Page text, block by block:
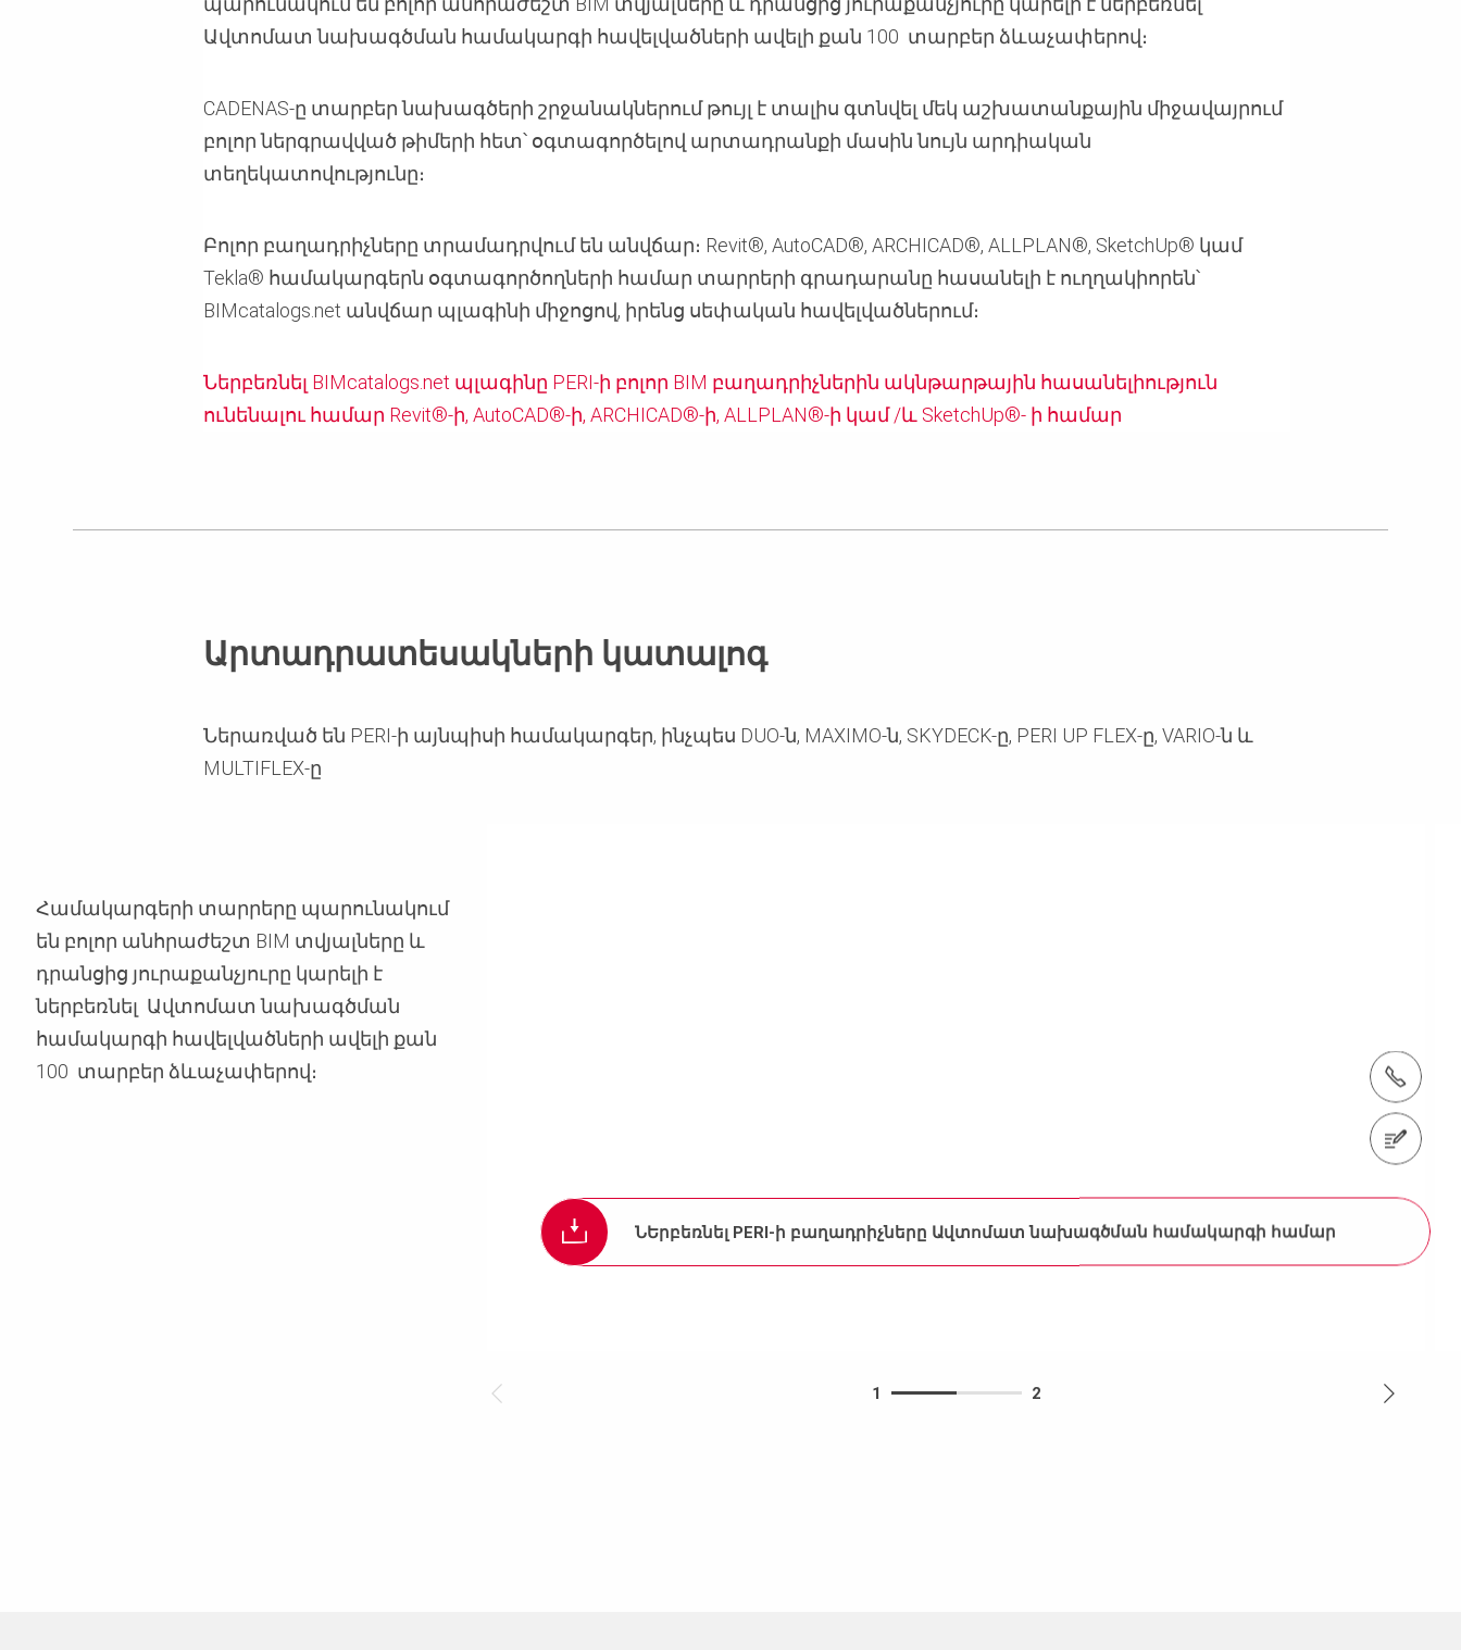
ՆԵրբեռնել PERI-ի բաղադրիչները Ավտոմատ նախագծման համակարգի համար
Ավտոմատ նախագծման համակարգի հավելվածների ավելի քան 100 տարբեր ձևաչափերով։
CADENAS-ը տարբեր նախագծերի շրջանակներում թույլ է տալիս գտնվել մեկ աշխատանքային միջավայրում
բոլոր ներգրավված թիմերի հետ՝ օգտագործելով արտադրանքի մասին նույն արդիական
տեղեկատովությունը։
Բոլոր բաղադրիչները տրամադրվում են անվճար։ Revit®, AutoCAD®, ARCHICAD®, ALLPLAN®, SketchUp® կամ
Tekla® համակարգերն օգտագործողների համար տարրերի գրադարանը հասանելի է ուղղակիորեն՝
BIMcatalogs.net անվճար պլագինի միջոցով, իրենց սեփական հավելվածներում։
Ներբեռնել BIMcatalogs.net պլագինը PERI-ի բոլոր BIM բաղադրիչներին ակնթարթային հասանելիություն
ունենալու համար Revit®-ի, AutoCAD®-ի, ARCHICAD®-ի, ALLPLAN®-ի կամ /և SketchUp®- ի համար
Արտադրատեսակների կատալոգ
Ներառված են PERI-ի այնպիսի համակարգեր, ինչպես DUO-ն, MAXIMO-ն, SKYDECK-ը, PERI UP FLEX-ը, VARIO-ն և
MULTIFLEX-ը
1 2
Համակարգերի տարրերը պարունակում
են բոլոր անհրաժեշտ BIM տվյալները և
դրանցից յուրաքանչյուրը կարելի է
ներբեռնել Ավտոմատ նախագծման
համակարգի հավելվածների ավելի քան
100 տարբեր ձևաչափերով։